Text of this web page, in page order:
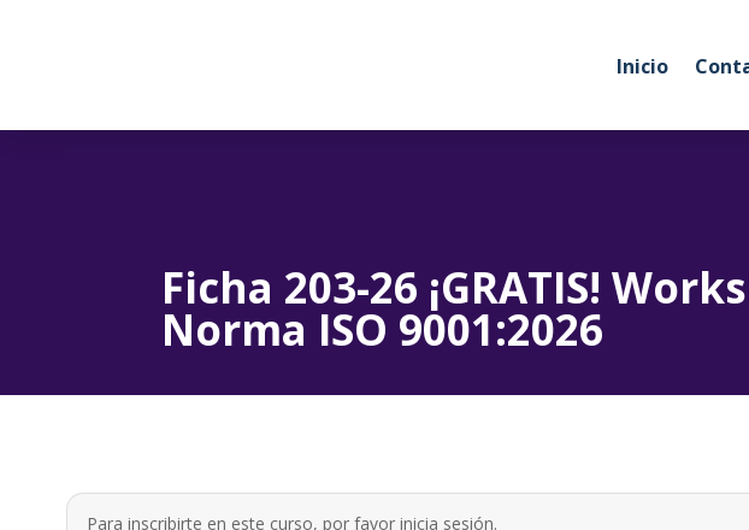
Inicio
Ficha 203-26 ¡GRATIS!
Norma ISO 9001:2026
Para inscribirte en este curso, por favor inicia sesión.